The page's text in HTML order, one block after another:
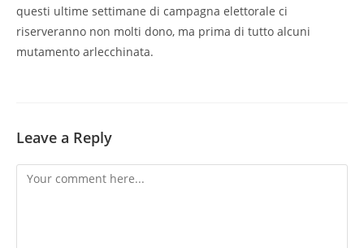
questi ultime settimane di campagna elettorale ci
riserveranno non molti dono, ma prima di tutto alcuni
mutamento arlecchinata.
Leave a Reply
Comment